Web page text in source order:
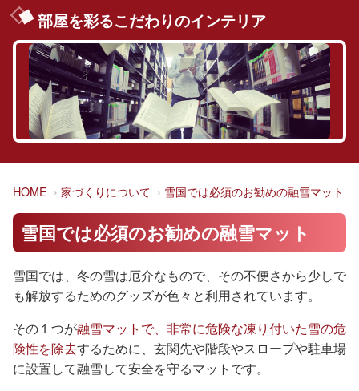
部屋を彩るこだわりのインテリア
HOME 家づくりについて 雪国では必須のお勧めの融雪マット
雪国では必須のお勧めの融雪マット
雪国では、冬の雪は厄介なもので、その不便さから少しで
も解放するためのグッズが色々と利用されています。
その１つが融雪マットで、非常に危険な凍り付いた雪の危
険性を除去するために、玄関先や階段やスロープや駐車場
に設置して融雪して安全を守るマットです。